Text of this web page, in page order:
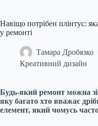
Навіщо потрібен плінтус:
у ремонті
Тамара Дробязко
Креативний дизайн
Будь-який ремонт можна
яку багато хто вважає
елемент, який чомусь